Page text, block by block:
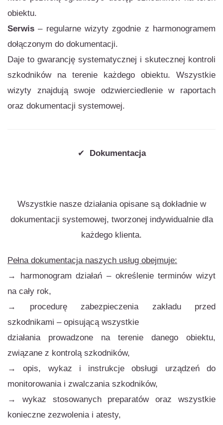
obiektu.
Serwis – regularne wizyty zgodnie z harmonogramem
dołączonym do dokumentacji.
Daje to gwarancję systematycznej i skutecznej kontroli
szkodników na terenie każdego obiektu. Wszystkie
wizyty znajdują swoje odzwierciedlenie w raportach
oraz dokumentacji systemowej.
✔ Dokumentacja
Wszystkie nasze działania opisane są dokładnie w
dokumentacji systemowej, tworzonej indywidualnie dla
każdego klienta.
Pełna dokumentacja naszych usług obejmuje:
→ harmonogram działań – określenie terminów wizyt
na cały rok,
→ procedurę zabezpieczenia zakładu przed
szkodnikami – opisującą wszystkie
działania prowadzone na terenie danego obiektu,
związane z kontrolą szkodników,
→ opis, wykaz i instrukcje obsługi urządzeń do
monitorowania i zwalczania szkodników,
→ wykaz stosowanych preparatów oraz wszystkie
konieczne zezwolenia i atesty,